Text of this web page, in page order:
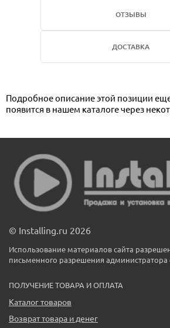
ОТЗЫВЫ
ДОСТАВКА
Подробное описание этой позиции
появится в нашем каталоге через
© Installing.ru 2026
Использование материалов сайта
письменного разрешения администратора
ПОЛУЧЕНИЕ ТОВАРА И ОПЛАТА
Каталог товаров
Возврат товара и денег